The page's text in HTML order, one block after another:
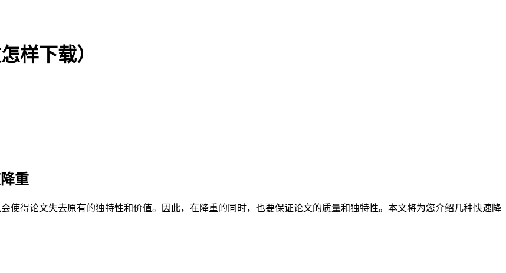
样下载）
重
使得论文失去原有的独特性和价值。因此，在降重的同时，也要保证论文的质量和独特性。本文将为您介绍几种快速降